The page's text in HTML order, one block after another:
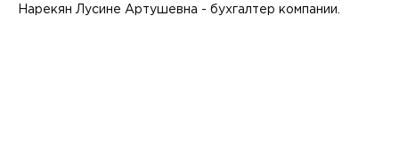
Нарекян Лусине Артушевна - бухгалтер компании.